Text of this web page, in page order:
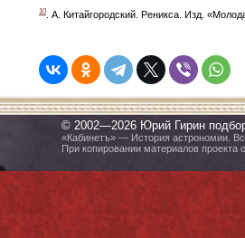
10 . А. Китайгородский. Реникса. Изд.
© 2002—2026 Юрий Гирин
«Кабинетъ» — История астрономии.
При копировании материалов проекта